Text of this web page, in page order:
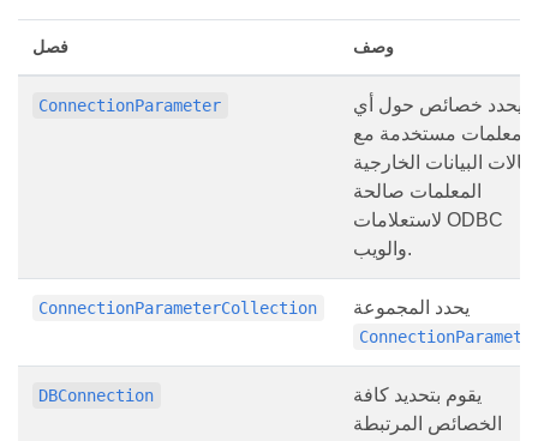
فصل وصف
ConnectionParameter
يحدد خصائص حول أي
معلمات مستخدمة مع
البيانات الخارجية
المعلمات صالحة
لاستعلامات ODBC
والويب.
ConnectionParameterCollection يحدد المجموعة
DBConnection
يقوم بتحديد كافة
الخصائص المرتبطة